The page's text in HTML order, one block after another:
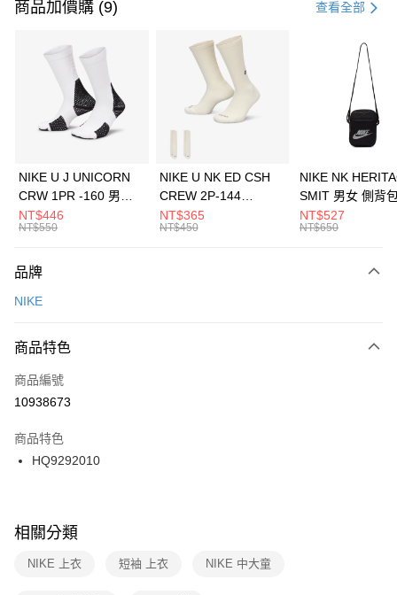
信用卡一次付款
3 期 0 利率 每期 21家銀行
合作金庫商業銀行
第一商業銀行
華南商業銀行
彰化商業銀行
上海商業儲蓄銀行
元大商業銀行
台灣樂天信用卡公司
Apple Pay
全盈+PAY
AFTEE先享後付
【關於「AFTEE先享後付」】
便利好安心！
３．安心：先確認商品／服務後，再付款。
【「AFTEE先享後付」結帳流程】
１．於結帳方式選擇「AFTEE先享後付」後，將跳轉至「AFTEE先享後付」
２．訂單成立數日內，您將收到繳費通知簡訊。
３．收到繳費通知簡訊後14天內，點擊此簡訊中的連結，可透過四大超商／
ATM／網路銀行／等多元方式進行付款，方視為交易完成。
※ 交易是否成功請以「AFTEE先享後付 」之結帳頁面顯示為準，若有關於
是否繳費成功／繳費後需取消欲退款等相關疑問，請聯繫「AFTEE先享後付
客戶支援中心」
https://netprotections.freshdesk.com/support/home
運送方式
每筆NT$100，滿NT$1,500(含以上)免運費
宅配
每筆NT$100，滿NT$1,500(含以上)免運費
商品加價購 (9) 查看全部
NIKE U J UNICORN
CRW 1PR -160 男女
中統襪 FZ3393100
NT$446
NT$550
NIKE U NK ED CSH
CREW 2P-144
EMBRDY 男女 短統襪
FZ3073133
NT$365
NT$450
NIKE NK
SMIT 男女 側背
BA5871010
NT$527
NT$650
品牌
NIKE
商品特色
商品編號
10938673
商品特色
HQ9292010
相關分類
NIKE 上衣 短袖 上衣 NIKE 中大童